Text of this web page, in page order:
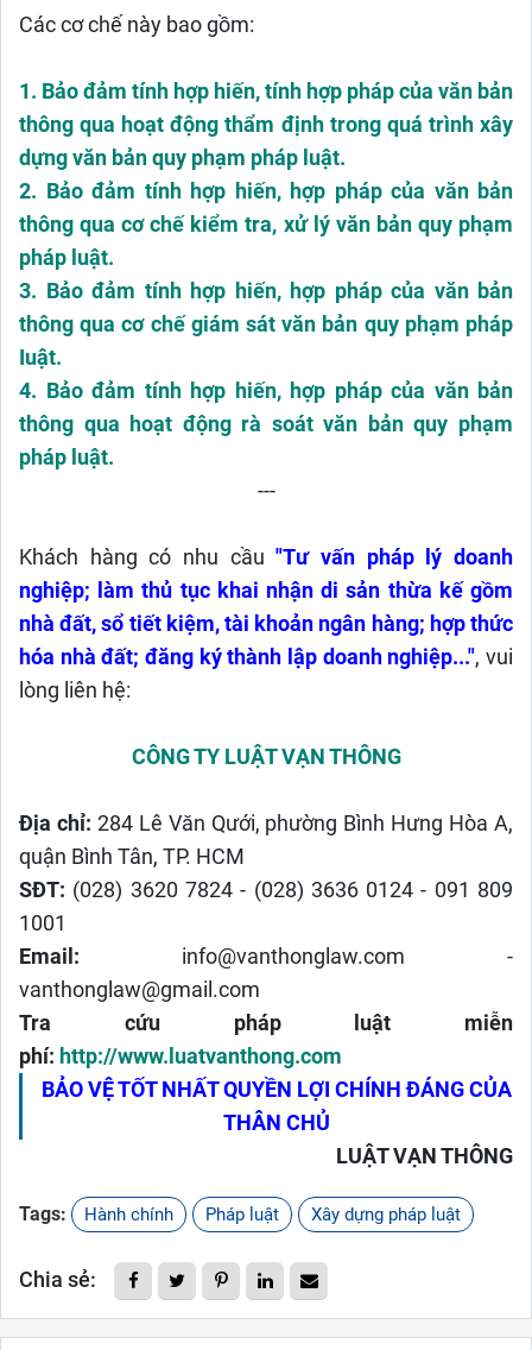
Các cơ chế này bao gồm:
1. Bảo đảm tính hợp hiến, tính hợp pháp của văn bản
thông qua hoạt động thẩm định trong quá trình xây
dựng văn bản quy phạm pháp luật.
2. Bảo đảm tính hợp hiến, hợp pháp của văn bản
thông qua cơ chế kiểm tra, xử lý văn bản quy phạm
pháp luật.
3. Bảo đảm tính hợp hiến, hợp pháp của văn bản
thông qua cơ chế giám sát văn bản quy phạm pháp
Iuật.
4. Bảo đảm tính hợp hiến, hợp pháp của văn bản
thông qua hoạt động rà soát văn bản quy phạm
pháp luật.
---
Khách hàng có nhu cầu"Tư vấn pháp lý doanh
nghiệp; làm thủ tục khai nhận di sản thừa kế gồm
nhà đất, sổ tiết kiệm, tài khoản ngân hàng; hợp thức
hóa nhà đất; đăng ký thành lập doanh nghiệp...", vui
lòng liên hệ:
CÔNG TY LUẬT VẠN THÔNG
Địa chỉ: 284 Lê Văn Qưới, phường Bình Hưng Hòa A,
quận Bình Tân, TP. HCM
SĐT: (028) 3620 7824 - (028) 3636 0124 - 091 809
1001
Email: info@vanthonglaw.com -
vanthonglaw@gmail.com
Tra cứu pháp luật miễn
phí: http://www.luatvanthong.com
BẢO VỆ TỐT NHẤT QUYỀN LỢI CHÍNH ĐÁNG CỦA
THÂN CHỦ
LUẬT VẠN THÔNG
Tags: Hành chính Pháp luật Xây dựng pháp luật
Chia sẻ: